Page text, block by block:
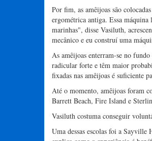
Por fim, as amêijoas são
ergométrica antiga. Essa máquina
marinhas", disse Vasiluth,
mecânico e eu construí uma
As amêijoas enterram-se no fundo
radicular forte e têm maior
fixadas nas amêijoas é suficiente
Até o momento, amêijoas foram
Barrett Beach, Fire Island e
Vasiluth costuma conseguir
Uma dessas escolas foi a